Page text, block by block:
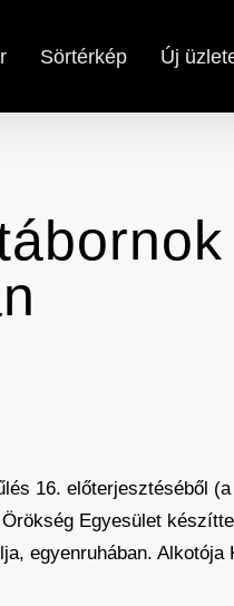
Sörtérkép Új
16. előterjesztéséből (a
Egyesület
egyenruhában. Alkotója